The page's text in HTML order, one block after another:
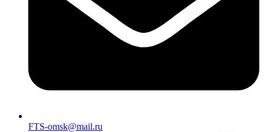
FTS-omsk@mail.ru